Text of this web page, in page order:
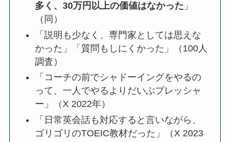
多く、30万円以上の価値はなかった 」
（同）
「説明も少なく、専門家としては思えな
かった」「質問もしにくかった」（100人
調査）
「コーチの前でシャドーイングをやるの
って、一人でやるよりだいぶプレッシャ
ー」（X 2022年）
「日常英会話も対応すると言いながら、
ゴリゴリのTOEIC教材だった」（X 2023